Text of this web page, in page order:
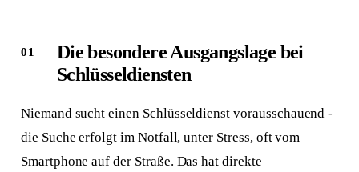
Die besondere Ausgangslage bei
Schlüsseldiensten
Niemand sucht einen Schlüsseldienst vorausschauend -
die Suche erfolgt im Notfall, unter Stress, oft vom
Smartphone auf der Straße. Das hat direkte